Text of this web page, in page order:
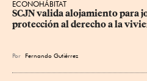
ECONOHÁBITAT
SCJN valida alojamiento para
protección al derecho a la
Por Fernando Gutiérrez